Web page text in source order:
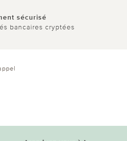
sécurisé
bancaires cryptées